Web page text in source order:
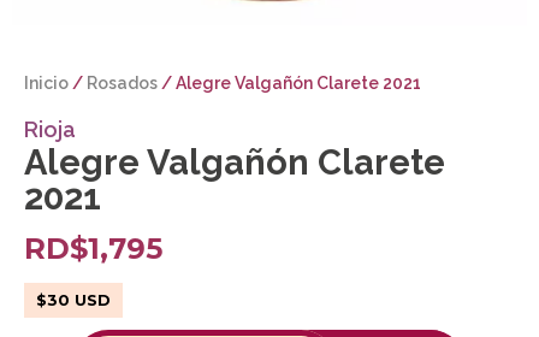
Inicio/ Rosados/ Alegre Valgañón Clarete 2021
Rioja
Alegre Valgañón Clarete
2021
RD$1,795
$30 USD